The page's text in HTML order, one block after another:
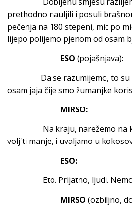
prethodno nauljili i posuli
pečenja na 180 stepeni, mic po
lijepo polijemo pjenom od osam
ESO (pojašnjava):
Da se razumijemo, to su
osam jaja čije smo žumanjke
MIRSO:
Na kraju, narežemo na
volj'ti manje, i uvaljamo u
ESO:
Eto. Prijatno, ljudi.
MIRSO (ozbiljno,